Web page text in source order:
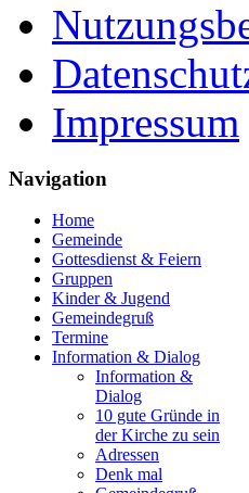
Impressum
Navigation
Home
Gemeinde
Gottesdienst & Feiern
Gruppen
Kinder & Jugend
Gemeindegruß
Termine
Information & Dialog
Information &
Dialog
10 gute Gründe in
der Kirche zu sein
Adressen
Denk mal